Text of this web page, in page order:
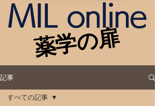
薬学の扉
薬学の扉
MIL online
記事
すべての記事